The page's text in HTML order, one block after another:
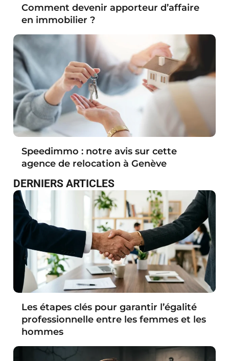
Comment devenir apporteur d’affaire
en immobilier ?
Speedimmo : notre avis sur cette
agence de relocation à Genève
DERNIERS ARTICLES
Les étapes clés pour garantir l’égalité
professionnelle entre les femmes et les
hommes